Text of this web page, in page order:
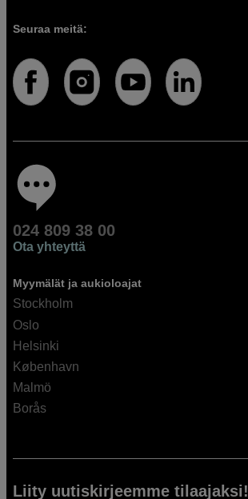
Seuraa meitä:
024 809 38 00
Ota yhteyttä
Myymälät ja aukioloajat
Stockholm
Oslo
Helsinki
København
Malmö
Borås
Liity uutiskirjeemme tilaajaksi!